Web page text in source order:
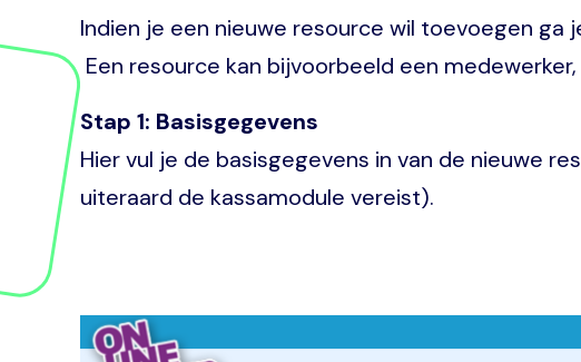
Indien je een nieuwe resource wil toevoegen ga
Een resource kan bijvoorbeeld een
Stap 1: Basisgegevens
Hier vul je de basisgegevens in van de nieuwe
uiteraard de kassamodule vereist).
Image